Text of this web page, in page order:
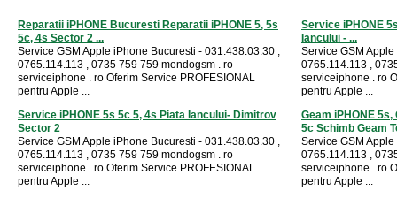
Reparatii iPHONE Bucuresti Reparatii iPHONE 5, 5s
5c, 4s Sector 2 ...
Service GSM Apple iPhone Bucuresti - 031.438.03.30 ,
0765.114.113 , 0735 759 759 mondogsm . ro
serviceiphone . ro Oferim Service PROFESIONAL
pentru Apple ...
Service iPHONE
Iancului - ...
Service GSM
0765.114.113 ,
serviceiphone . ro
pentru Apple ...
Service iPHONE 5s 5c 5, 4s Piata Iancului- Dimitrov
Sector 2
Service GSM Apple iPhone Bucuresti - 031.438.03.30 ,
0765.114.113 , 0735 759 759 mondogsm . ro
serviceiphone . ro Oferim Service PROFESIONAL
pentru Apple ...
Geam iPHONE 5s,
5c Schimb Geam
Service GSM
0765.114.113 ,
serviceiphone . ro
pentru Apple ...